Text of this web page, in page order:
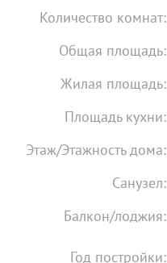
Количество комнат:
Общая площадь:
Жилая площадь:
Площадь кухни:
Этаж/Этажность дома:
Санузел:
Балкон/лоджия:
Год постройки: